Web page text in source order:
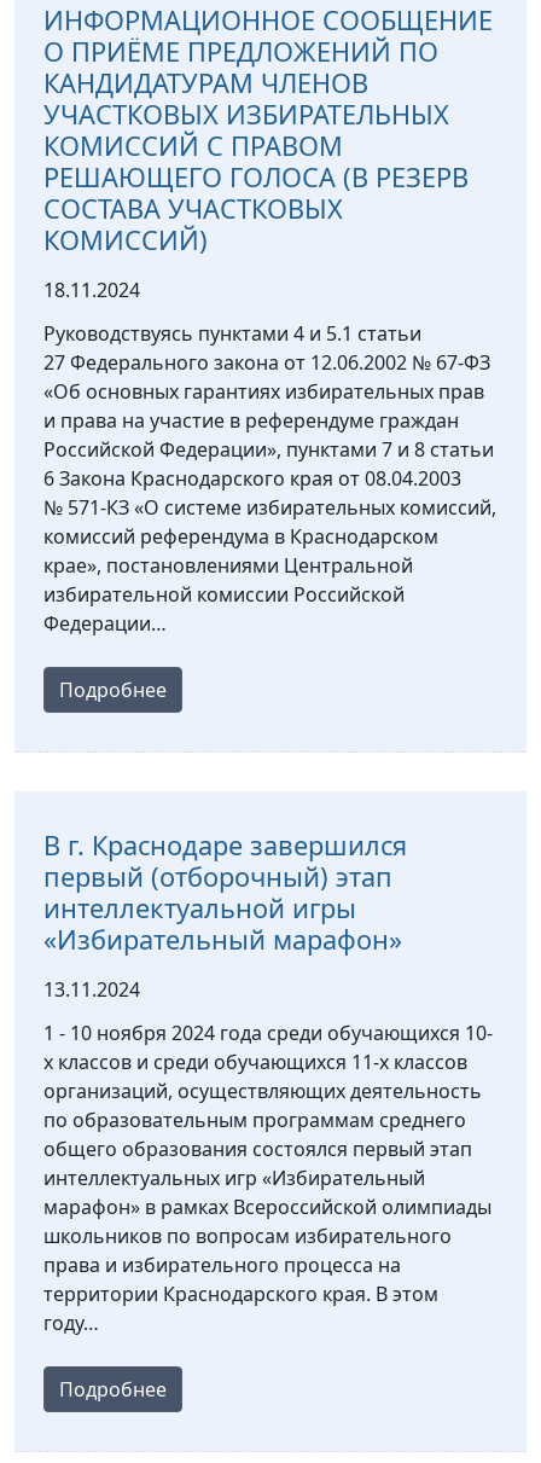
ИНФОРМАЦИОННОЕ СООБЩЕНИЕ
О ПРИЁМЕ ПРЕДЛОЖЕНИЙ ПО
КАНДИДАТУРАМ ЧЛЕНОВ
УЧАСТКОВЫХ ИЗБИРАТЕЛЬНЫХ
КОМИССИЙ С ПРАВОМ
РЕШАЮЩЕГО ГОЛОСА (В РЕЗЕРВ
СОСТАВА УЧАСТКОВЫХ
КОМИССИЙ)
18.11.2024
Руководствуясь пунктами 4 и 5.1 статьи
27 Федерального закона от 12.06.2002 № 67-ФЗ
«Об основных гарантиях избирательных прав
и права на участие в референдуме граждан
Российской Федерации», пунктами 7 и 8 статьи
6 Закона Краснодарского края от 08.04.2003
№ 571-КЗ «О системе избирательных комиссий,
комиссий референдума в Краснодарском
крае», постановлениями Центральной
избирательной комиссии Российской
Федерации…
Подробнее
В г. Краснодаре завершился
первый (отборочный) этап
интеллектуальной игры
«Избирательный марафон»
13.11.2024
1 - 10 ноября 2024 года среди обучающихся 10-
х классов и среди обучающихся 11-х классов
организаций, осуществляющих деятельность
по образовательным программам среднего
общего образования состоялся первый этап
интеллектуальных игр «Избирательный
марафон» в рамках Всероссийской олимпиады
школьников по вопросам избирательного
права и избирательного процесса на
территории Краснодарского края. В этом
году…
Подробнее